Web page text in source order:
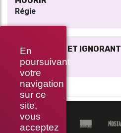
En
poursuivant
votre
navigation
sur ce
site,
vous
acceptez
Régie
ROUGE, NOIR ET IGNORANT
Régie